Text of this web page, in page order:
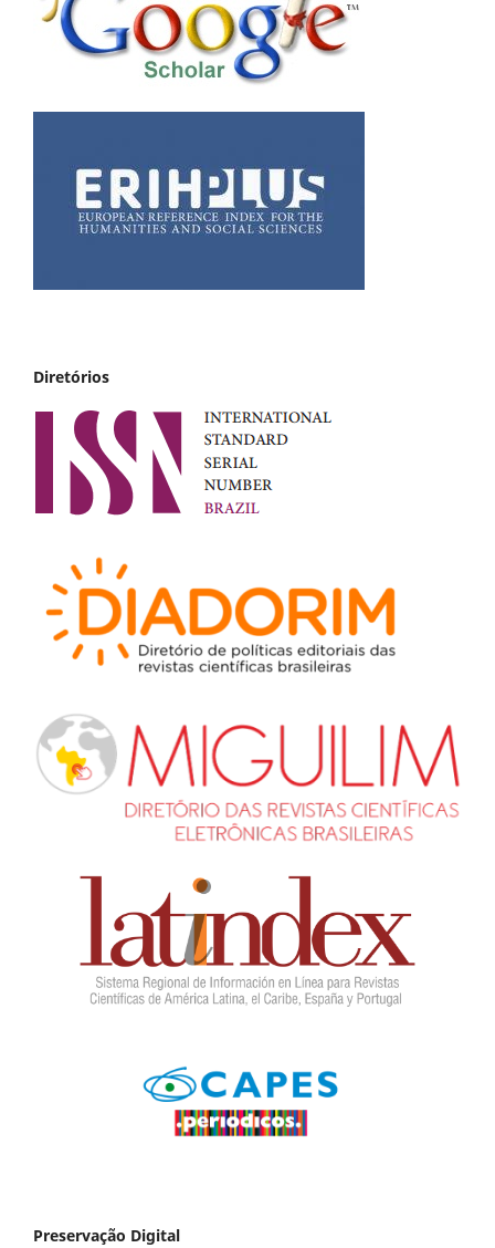
Diretórios
Preservação Digital